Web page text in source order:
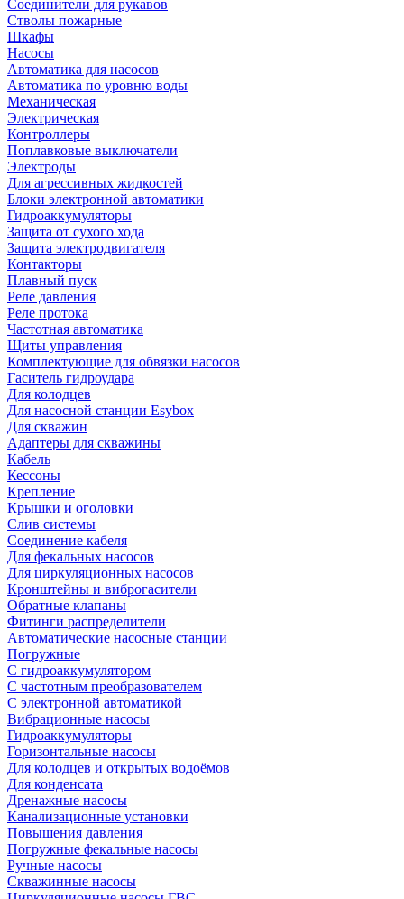
Соединители для рукавов
Стволы пожарные
Шкафы
Насосы
Автоматика для насосов
Автоматика по уровню воды
Механическая
Электрическая
Контроллеры
Поплавковые выключатели
Электроды
Для агрессивных жидкостей
Блоки электронной автоматики
Гидроаккумуляторы
Защита от сухого хода
Защита электродвигателя
Контакторы
Плавный пуск
Реле давления
Реле протока
Частотная автоматика
Щиты управления
Комплектующие для обвязки насосов
Гаситель гидроудара
Для колодцев
Для насосной станции Esybox
Для скважин
Адаптеры для скважины
Кабель
Кессоны
Крепление
Крышки и оголовки
Слив системы
Соединение кабеля
Для фекальных насосов
Для циркуляционных насосов
Кронштейны и виброгасители
Обратные клапаны
Фитинги распределители
Автоматические насосные станции
Погружные
С гидроаккумулятором
С частотным преобразователем
С электронной автоматикой
Вибрационные насосы
Гидроаккумуляторы
Горизонтальные насосы
Для колодцев и открытых водоёмов
Для конденсата
Дренажные насосы
Канализационные установки
Повышения давления
Погружные фекальные насосы
Ручные насосы
Скважинные насосы